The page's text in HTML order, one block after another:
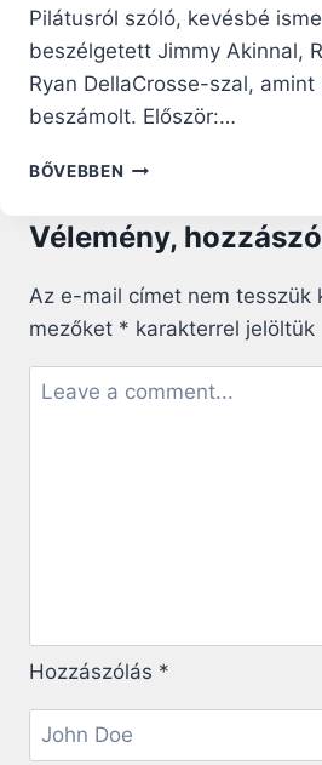
Pilátusról szóló, kevésbé
beszélgetett Jimmy Akinnal,
Ryan DellaCrosse-szal, amint
beszámolt. Először:…
BŐVEBBEN PONCIUS
FÉRFI,
HAGYTA,
HOGY
MEGÖLJÉK
JÉZUS
KRISZTUST
Vélemény,
Az e-mail címet nem tesszük
mezőket * karakterrel jelöltük
Hozzászólás *